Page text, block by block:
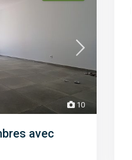
10
avec